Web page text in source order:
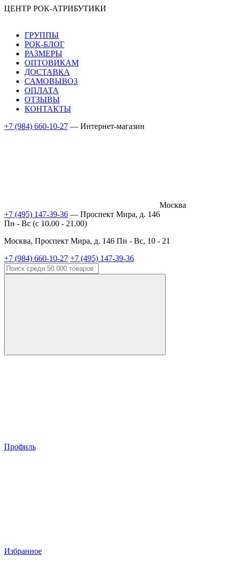
ЦЕНТР РОК-АТРИБУТИКИ
ГРУППЫ
РОК-БЛОГ
РАЗМЕРЫ
ОПТОВИКАМ
ДОСТАВКА
САМОВЫВОЗ
ОПЛАТА
ОТЗЫВЫ
КОНТАКТЫ
+7 (984) 660-10-27 — Интернет-магазин
Москва
+7 (495) 147-39-36 — Проспект Мира, д. 146
Пн - Вс (c 10.00 - 21.00)
Москва, Проспект Мира, д. 146 Пн - Вс, 10 - 21
+7 (984) 660-10-27 +7 (495) 147-39-36
Профиль
Избранное